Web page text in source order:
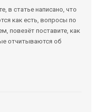
в статье написано, что
как есть, вопросы по
повезёт поставите, как
отчитываются об